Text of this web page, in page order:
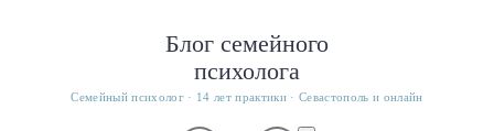
Блог семейного
психолога
Семейный психолог · 14 лет практики · Севастополь и онлайн